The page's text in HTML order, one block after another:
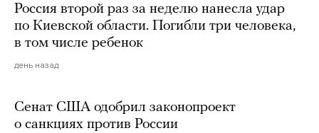
Россия второй раз за неделю нанесла удар
по Киевской области. Погибли три человека,
в том числе ребенок
день назад
Сенат США одобрил законопроект
о санкциях против России